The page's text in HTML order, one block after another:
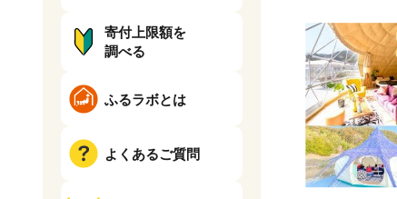
寄付上限額を
調べる
ふるラボとは
よくあるご質問